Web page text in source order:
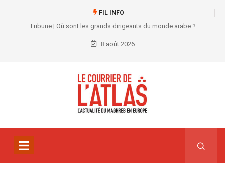
FIL INFO
Tribune | Où sont les grands dirigeants du monde arabe ?
8 août 2026